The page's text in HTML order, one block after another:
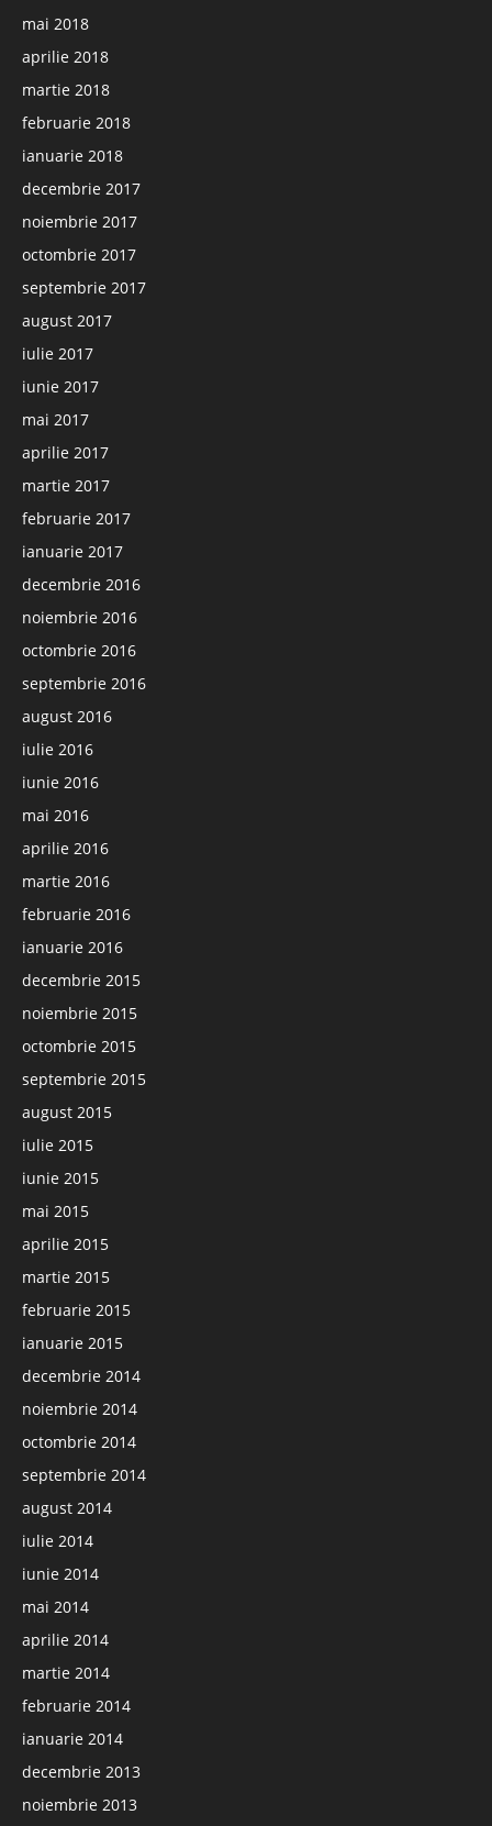
mai 2018
aprilie 2018
martie 2018
februarie 2018
ianuarie 2018
decembrie 2017
noiembrie 2017
octombrie 2017
septembrie 2017
august 2017
iulie 2017
iunie 2017
mai 2017
aprilie 2017
martie 2017
februarie 2017
ianuarie 2017
decembrie 2016
noiembrie 2016
octombrie 2016
septembrie 2016
august 2016
iulie 2016
iunie 2016
mai 2016
aprilie 2016
martie 2016
februarie 2016
ianuarie 2016
decembrie 2015
noiembrie 2015
octombrie 2015
septembrie 2015
august 2015
iulie 2015
iunie 2015
mai 2015
aprilie 2015
martie 2015
februarie 2015
ianuarie 2015
decembrie 2014
noiembrie 2014
octombrie 2014
septembrie 2014
august 2014
iulie 2014
iunie 2014
mai 2014
aprilie 2014
martie 2014
februarie 2014
ianuarie 2014
decembrie 2013
noiembrie 2013